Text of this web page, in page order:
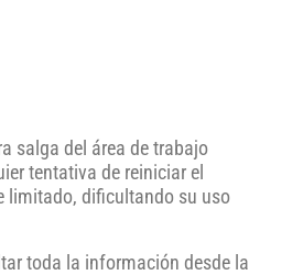
salga del área de trabajo
tentativa de reiniciar el
limitado, dificultando su uso
toda la información desde la